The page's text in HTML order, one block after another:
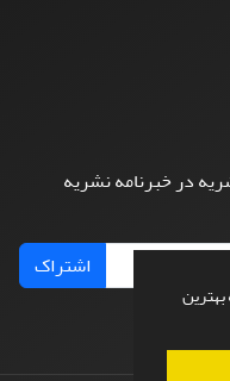
در خبرنامه نشریه
اشتراک